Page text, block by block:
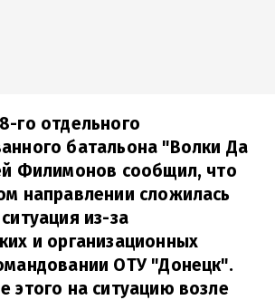
го отдельного
батальона "Волки Да
Филимонов сообщил, что
направлении сложилась
из-за
и организационных
ОТУ "Донецк".
этого на ситуацию возле